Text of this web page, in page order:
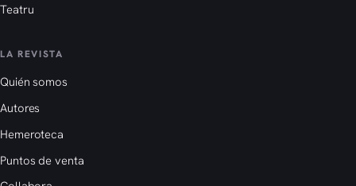
Teatru
LA REVISTA
Quién somos
Autores
Hemeroteca
Puntos de venta